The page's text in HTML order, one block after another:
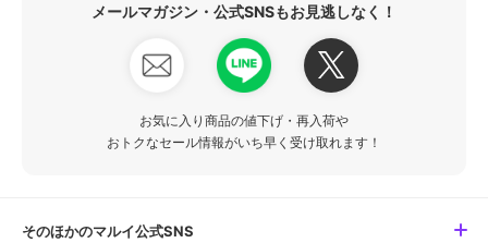
メールマガジン・公式SNSもお見逃しなく！
お気に入り商品の値下げ・再入荷や
おトクなセール情報がいち早く受け取れます！
そのほかのマルイ公式SNS